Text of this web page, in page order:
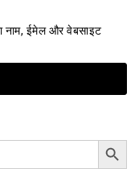
नाम, ईमेल और वेबसाइट
Search Button